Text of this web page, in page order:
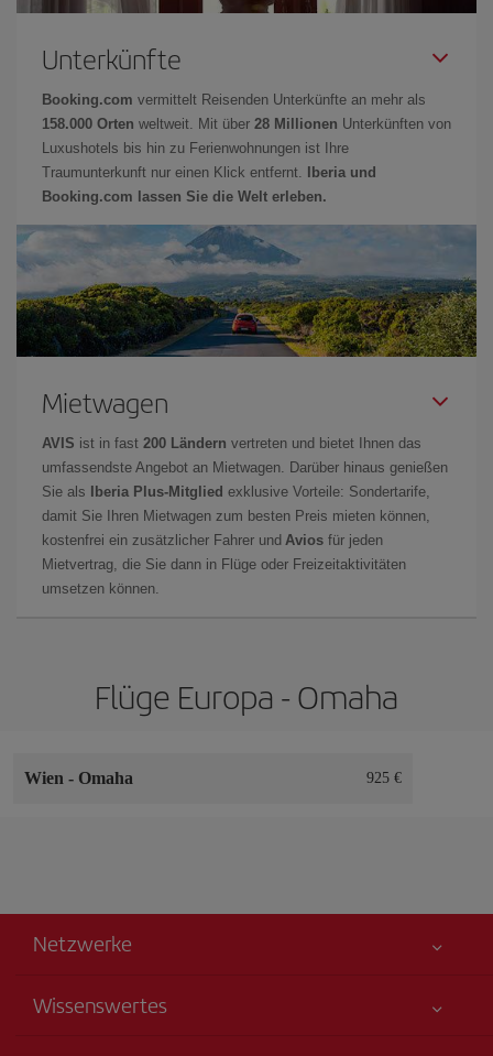
Unterkünfte
Booking.com vermittelt Reisenden Unterkünfte an mehr als
158.000 Orten weltweit. Mit über 28 Millionen Unterkünften von
Luxushotels bis hin zu Ferienwohnungen ist Ihre
Traumunterkunft nur einen Klick entfernt.
Iberia und
Booking.com lassen Sie die Welt erleben.
Mietwagen
AVIS ist in fast 200 Ländern vertreten und bietet Ihnen das
umfassendste Angebot an Mietwagen. Darüber hinaus genießen
Sie als
Iberia Plus-Mitglied exklusive Vorteile: Sondertarife,
damit Sie Ihren Mietwagen zum besten Preis mieten können,
kostenfrei ein zusätzlicher Fahrer und Avios für jeden
Mietvertrag, die Sie dann in Flüge oder Freizeitaktivitäten
umsetzen können.
Flüge Europa - Omaha
Wien - Omaha 925 €
Netzwerke
Wissenswertes